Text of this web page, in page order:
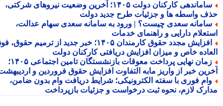
ساماندهی کارکنان دولت ۱۴۰۵؛ آخرین وضعیت نیروهای شرکتی،
واسطه ها و جزئیات طرح جدید دولت
سعدی چیست؟ | ورود به سامانه سعدی سهام عدالت،
دارایی و راهنمای خدمات
افزایش مجدد حقوق کارمندان ۱۴۰۵؛ خبر جدید از ترمیم حقوق، فوق
خاص و میزان افزایش دریافتی کارکنان دولت
زمان نهایی پرداخت معوقات بازنشستگان تامین اجتماعی ۱۴۰۵؛
خبر از واریز مابه التفاوت افزایش حقوق فروردین و اردیبهشت
فوری با سفته الکترونیکی؛ شرایط دریافت وام بدون ضامن،
لازم، نحوه ثبت درخواست و جزئیات بازپرداخت